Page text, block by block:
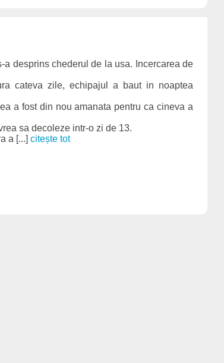
desprins chederul de la usa. Incercarea de
cateva zile, echipajul a baut in noaptea
a fost din nou amanata pentru ca cineva a
sa decoleze intr-o zi de 13.
a [...] citește tot